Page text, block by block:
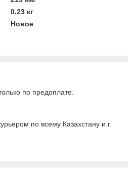
0.23 кг
Новое
по предоплате.
по всему Казахстану и г.